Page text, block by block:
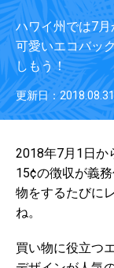
ハワイ州では7
可愛いエコバッ
しもう！
更新日：2018.08.31
2018年7月1日か
15¢の徴収が義
物をするたびに
ね。
買い物に役立つ